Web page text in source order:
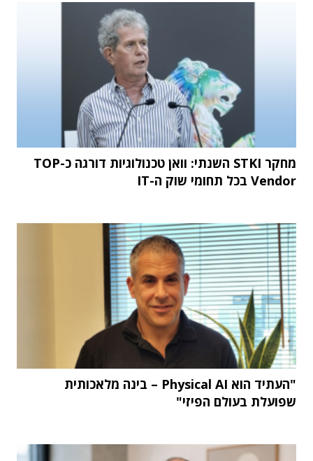
מחקר STKI השנתי: וואן טכנולוגיות דורגה כ-TOP
Vendor בכל תחומי שוק ה-IT
"העתיד הוא Physical AI – בינה מלאכותית
שפועלת בעולם הפיזי"